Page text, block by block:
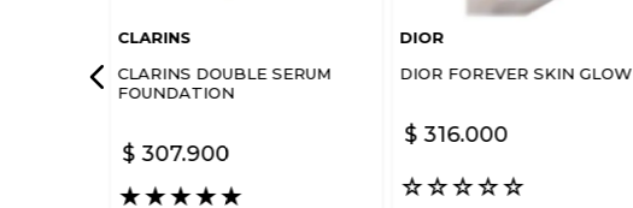
CLARINS
CLARINS DOUBLE SERUM
FOUNDATION
$ 307.900
★★★★★
DIOR
DIOR FOREVER SKIN GLOW
$ 316.000
☆☆☆☆☆